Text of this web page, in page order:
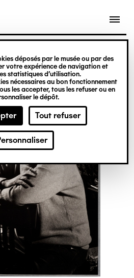
déposés par le musée ou par des
votre expérience de navigation et
statistiques d’utilisation.
nécessaires au bon fonctionnement
les accepter, tous les refuser ou en
le dépôt.
Tout refuser